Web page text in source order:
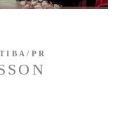
PR